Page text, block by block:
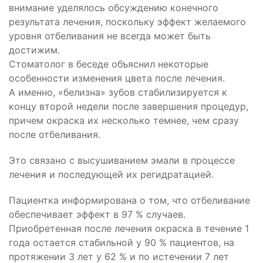
внимание уделялось обсуждению конечного
результата лечения, поскольку эффект желаемого
уровня отбеливания не всегда может быть
достижим.
Стоматолог в беседе объяснил некоторые
особенности изменения цвета после лечения.
А именно, «белизна» зубов стабилизируется к
концу второй недели после завершения процедур,
причем окраска их несколько темнее, чем сразу
после отбеливания.
Это связано с высушиванием эмали в процессе
лечения и последующей их регидратацией.
Пациентка информирована о том, что отбеливание
обеспечивает эффект в 97 % случаев.
Приобретенная после лечения окраска в течение 1
года остается стабильной у 90 % пациентов, на
протяжении 3 лет у 62 % и по истечении 7 лет